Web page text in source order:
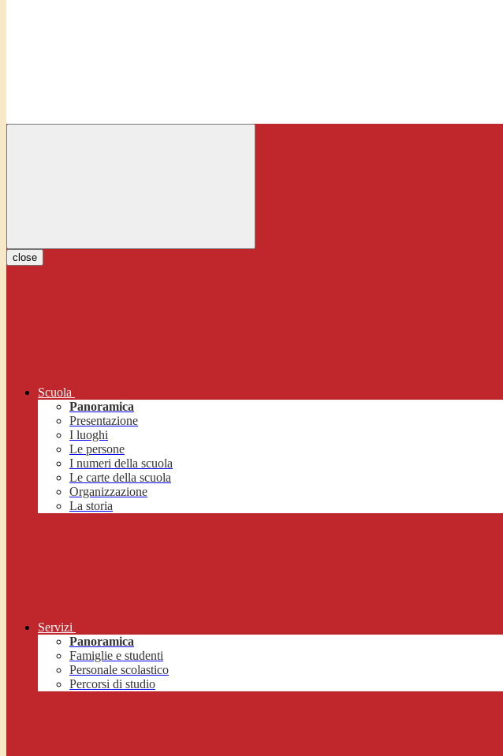
close
Scuola
Panoramica
Presentazione
I luoghi
Le persone
I numeri della scuola
Le carte della scuola
Organizzazione
La storia
Servizi
Panoramica
Famiglie e studenti
Personale scolastico
Percorsi di studio